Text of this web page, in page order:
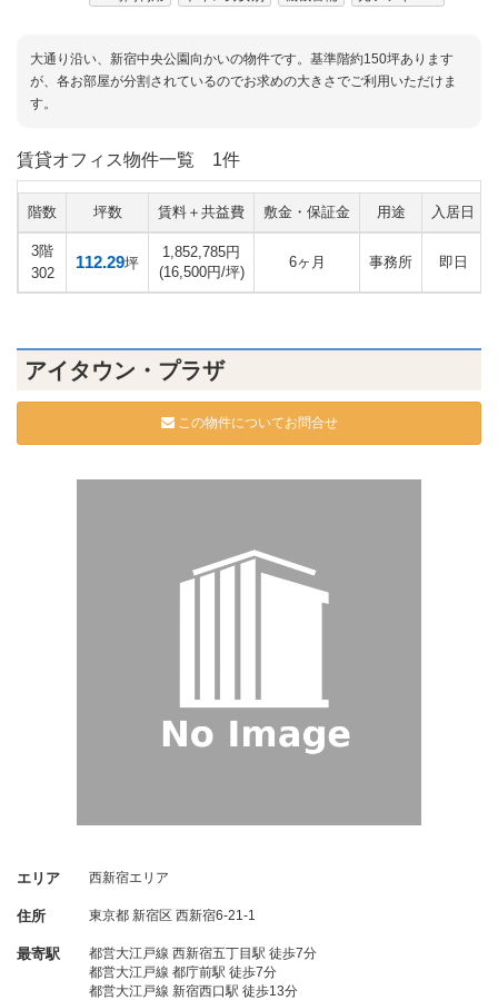
大通り沿い、新宿中央公園向かいの物件です。基準階約150坪あります
が、各お部屋が分割されているのでお求めの大きさでご利用いただけま
す。
賃貸オフィス物件一覧 1件
階数 坪数 賃料＋共益費 敷金・保証金 用途 入居日
3階
302
112.29坪
1,852,785円
(16,500円/坪)
6ヶ月 事務所 即日
アイタウン・プラザ
この物件についてお問合せ
エリア 西新宿エリア
住所 東京都 新宿区 西新宿6-21-1
最寄駅
都営大江戸線 西新宿五丁目駅 徒歩7分
都営大江戸線 都庁前駅 徒歩7分
都営大江戸線 新宿西口駅 徒歩13分